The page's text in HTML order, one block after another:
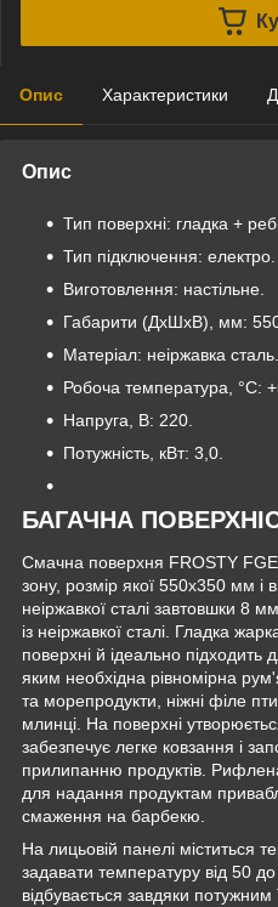
Опис Характеристики
Опис
Тип поверхні: гладка +
Тип підключення: електро.
Виготовлення: настільне.
Габарити (ДхШхВ), мм:
Матеріал: неіржавка сталь.
Робоча температура, °C:
Напруга, В: 220.
Потужність, кВт: 3,0.
БАГАЧНА
Смачна поверхня FROSTY
зону, розмір якої 550х350 мм і
неіржавкої сталі завтовшки 8
із неіржавкої сталі. Гладка
поверхні й ідеально підходить
яким необхідна рівномірна
та морепродукти, ніжні філе
млинці. На поверхні
забезпечує легке ковзання і
прилипанню продуктів.
для надання продуктам
смаження на барбекю.
На лицьовій панелі міститься
задавати температуру від 50
відбувається завдяки